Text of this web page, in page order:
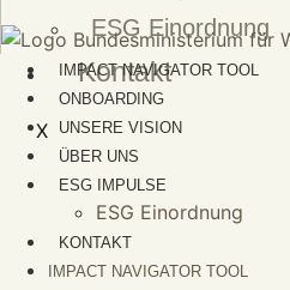
ESG Einordnung
Kontakt
X
IMPACT NAVIGATOR TOOL
ONBOARDING
UNSERE VISION
ÜBER UNS
ESG IMPULSE
ESG Einordnung
KONTAKT
IMPACT NAVIGATOR TOOL